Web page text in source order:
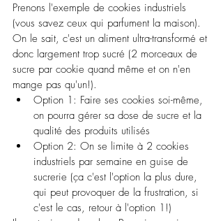
Prenons l'exemple de cookies industriels
(vous savez ceux qui parfument la maison).
On le sait, c'est un aliment ultra-transformé et
donc largement trop sucré (2 morceaux de
sucre par cookie quand même et on n'en
mange pas qu'un!).
Option 1: Faire ses cookies soi-même,
on pourra gérer sa dose de sucre et la
qualité des produits utilisés
Option 2: On se limite à 2 cookies
industriels par semaine en guise de
sucrerie (ça c'est l'option la plus dure,
qui peut provoquer de la frustration, si
c'est le cas, retour à l'option 1!)